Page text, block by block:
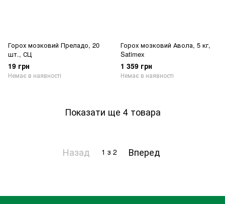
Горох мозковий Преладо, 20
шт., СЦ
19 грн
Немає в наявності
Горох мозковий Авола, 5 кг,
Satimex
1 359 грн
Немає в наявності
Показати ще 4 товара
Назад 1 з 2 Вперед